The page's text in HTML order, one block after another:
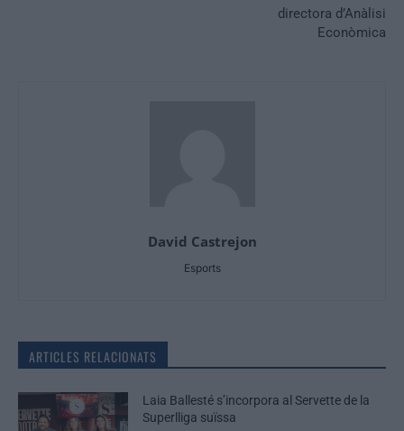
directora d’Anàlisi
Econòmica
David Castrejon
Esports
ARTICLES RELACIONATS
Laia Ballesté s’incorpora al Servette de la
Superlliga suïssa